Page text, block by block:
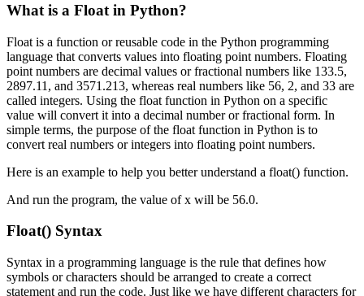
What is a Float in Python?
Float is a function or reusable code in the Python programming
language that converts values into floating point numbers. Floating
point numbers are decimal values or fractional numbers like 133.5,
2897.11, and 3571.213, whereas real numbers like 56, 2, and 33 are
called integers. Using the float function in Python on a specific
value will convert it into a decimal number or fractional form. In
simple terms, the purpose of the float function in Python is to
convert real numbers or integers into floating point numbers.
Here is an example to help you better understand a float() function.
And run the program, the value of x will be 56.0.
Float() Syntax
Syntax in a programming language is the rule that defines how
symbols or characters should be arranged to create a correct
statement and run the code. Just like we have different characters for